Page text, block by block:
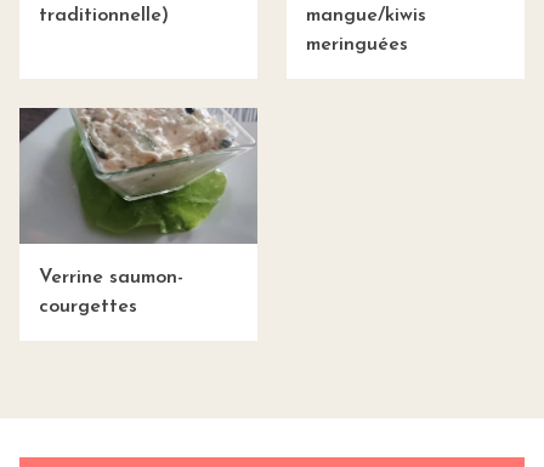
traditionnelle)
mangue/kiwis
meringuées
Verrine saumon-
courgettes